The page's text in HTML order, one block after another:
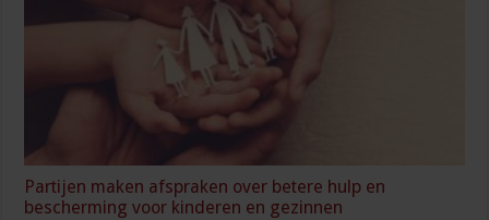
Partijen maken afspraken over betere hulp en
bescherming voor kinderen en gezinnen